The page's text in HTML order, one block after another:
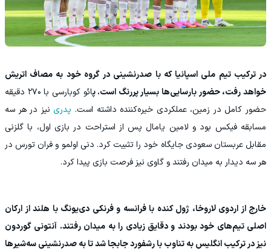
در ترکیب تیم ملی اسپانیا که با صدرنشینی در گروه خود به مصاف اتریش
خواهد رفت، حضور بارسایی‌ها بسیار پررنگ است. پ
ائو کوبارسی با ۲۷۰ دقیقه
حضور کامل در زمین، عملکردی خیره‌کننده داشته است. پدرینیز در هر سه
مسابقه فیکس بود و لامین یامال پس از استراحت در بازی اول، با گلزنی
مقابل عربستان سعودی جایگاه خود را تثبیت کرد. دنی اولمو و فران تورس در
هر سه دیدار به میدان رفتند و گاوی نیز فرصت بازی پیدا کرد.
خارج از اردوی لاروخا، ژول کنده با فرانسه و فرنکی دی‌یونگ با هلند از ارکان
اصلی تیم‌های خود بودند و دقایق زیادی را به میدان رفتند. آنتونی گوردون
نیز در ترکیب انگلیس به تناوب با رشفورد جابجا شد تا به صدرنشینی سه‌شیرها